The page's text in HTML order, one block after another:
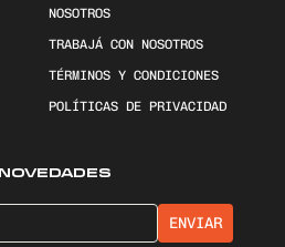
NOSOTROS
TRABAJÁ CON NOSOTROS
TÉRMINOS Y CONDICIONES
POLÍTICAS DE PRIVACIDAD